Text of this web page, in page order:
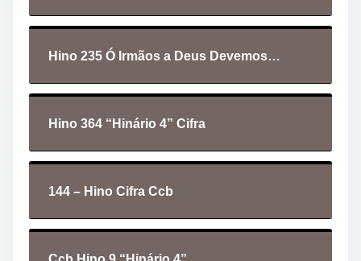
u
Hino 235 Ó Irmãos a Deus Devemos…
Hino 364 “Hinário 4” Cifra
144 – Hino Cifra Ccb